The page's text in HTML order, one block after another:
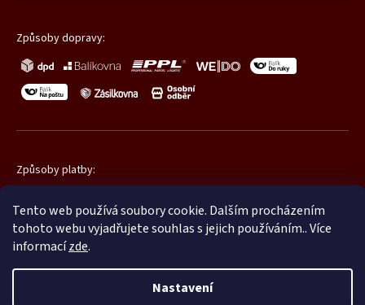
Tento web používá soubory cookie. Dalším procházením
tohoto webu vyjadřujete souhlas s jejich používáním.. Více
informacízde.
Nastavení
Způsoby dopravy:
Způsoby platby: